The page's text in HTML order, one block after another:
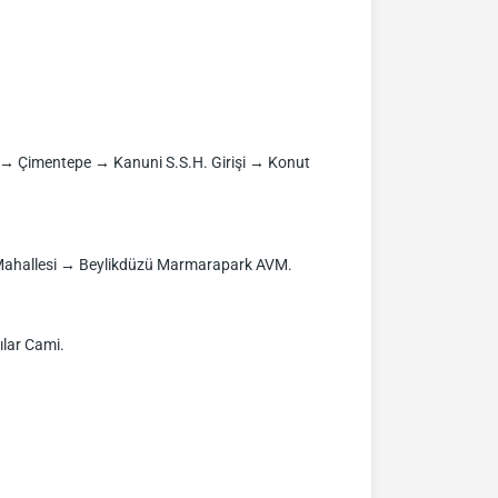
Çimentepe → Kanuni S.S.H. Girişi → Konut
→ Beylikdüzü Marmarapark AVM.
Cami.